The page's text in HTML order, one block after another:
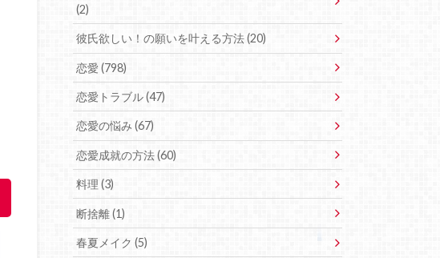
(2)
彼氏欲しい！の願いを叶える方法 (20)
恋愛 (798)
恋愛トラブル (47)
恋愛の悩み (67)
恋愛成就の方法 (60)
料理 (3)
断捨離 (1)
春夏メイク (5)